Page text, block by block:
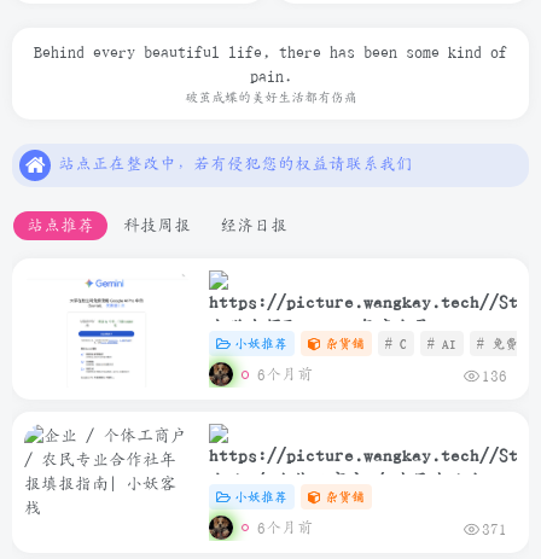
Behind every beautiful life, there has been some kind of
pain.
破茧成蝶的美好生活都有伤痛
站点推荐 科技周报 经济日报
大学生领取Gemini年度会员
小妖推荐 杂货铺 # C # AI # 免费
6个月前 136
企业 / 个体工商户 / 农民专业合作
社年报填报指南
小妖推荐 杂货铺
6个月前 371